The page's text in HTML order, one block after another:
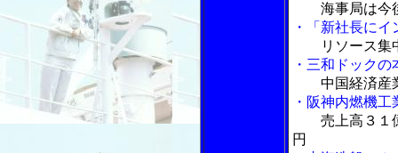
海事局は今
・「新社長に
リソース集
・三和ドック
中国経済産
・阪神内燃機
売上高３１
円